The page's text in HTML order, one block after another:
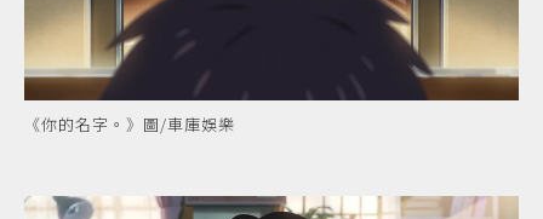
《你的名字。》圖/車庫娛樂